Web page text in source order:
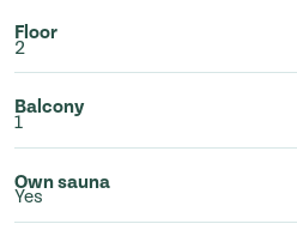
Floor
2
Balcony
1
Own sauna
Yes